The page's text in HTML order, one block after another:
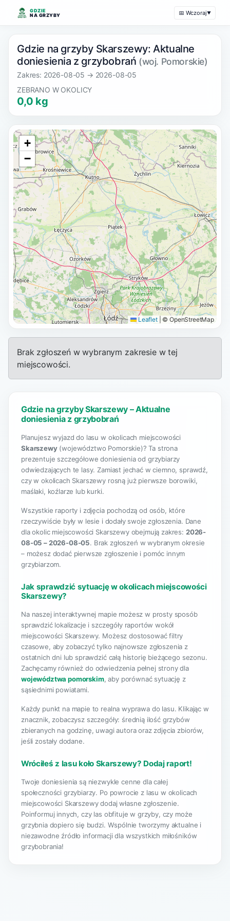
GDZIE
NA GRZYBY
📅 Wczoraj▼
Gdzie na grzyby Skarszewy: Aktualne
doniesienia z grzybobrań (woj. Pomorskie)
Zakres: 2026-08-05 → 2026-08-05
ZEBRANO W OKOLICY
0,0 kg
+
−
Leaflet © OpenStreetMap
Brak zgłoszeń w wybranym zakresie w tej
miejscowości.
Gdzie na grzyby Skarszewy – Aktualne
doniesienia z grzybobrań
Planujesz wyjazd do lasu w okolicach miejscowości
Skarszewy(województwo Pomorskie)? Ta strona
prezentuje szczegółowe doniesienia od grzybiarzy
odwiedzających te lasy. Zamiast jechać w ciemno, sprawdź,
czy w okolicach Skarszewy rosną już pierwsze borowiki,
maślaki, koźlarze lub kurki.
Wszystkie raporty i zdjęcia pochodzą od osób, które
rzeczywiście były w lesie i dodały swoje zgłoszenia. Dane
dla okolic miejscowości Skarszewy obejmują zakres: 2026-
08-05 – 2026-08-05. Brak zgłoszeń w wybranym okresie
– możesz dodać pierwsze zgłoszenie i pomóc innym
grzybiarzom.
Jak sprawdzić sytuację w okolicach miejscowości
Skarszewy?
Na naszej interaktywnej mapie możesz w prosty sposób
sprawdzić lokalizacje i szczegóły raportów wokół
miejscowości Skarszewy. Możesz dostosować filtry
czasowe, aby zobaczyć tylko najnowsze zgłoszenia z
ostatnich dni lub sprawdzić całą historię bieżącego sezonu.
Zachęcamy również do odwiedzenia pełnej strony dla
województwa pomorskim, aby porównać sytuację z
sąsiednimi powiatami.
Każdy punkt na mapie to realna wyprawa do lasu. Klikając w
znacznik, zobaczysz szczegóły: średnią ilość grzybów
zbieranych na godzinę, uwagi autora oraz zdjęcia zbiorów,
jeśli zostały dodane.
Wróciłeś z lasu koło Skarszewy? Dodaj raport!
Twoje doniesienia są niezwykle cenne dla całej
społeczności grzybiarzy. Po powrocie z lasu w okolicach
miejscowości Skarszewy dodaj własne zgłoszenie.
Poinformuj innych, czy las obfituje w grzyby, czy może
grzybnia dopiero się budzi. Wspólnie tworzymy aktualne i
niezawodne źródło informacji dla wszystkich miłośników
grzybobrania!